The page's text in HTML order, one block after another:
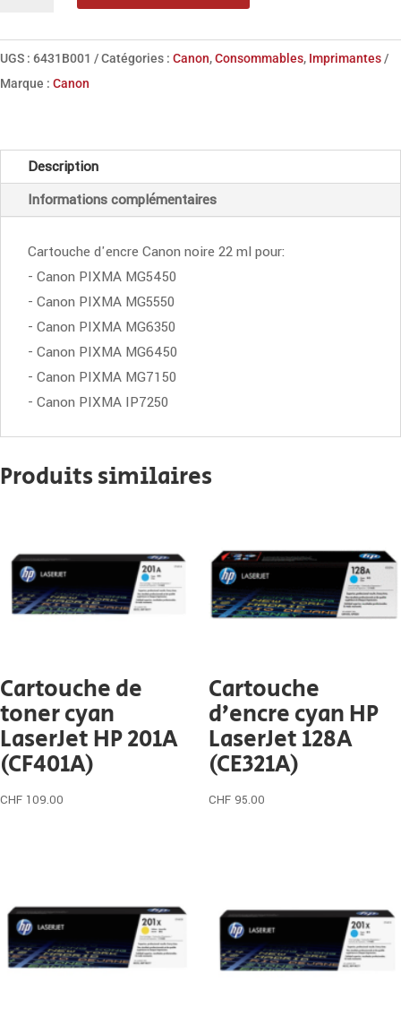
encre
noire
PGBK
UGS : 6431B001 Catégories : Canon,Consommables, Imprimantes
Marque : Canon
Description
Informations complémentaires
Cartouche d'encre Canon noire 22 ml pour:
- Canon PIXMA MG5450
- Canon PIXMA MG5550
- Canon PIXMA MG6350
- Canon PIXMA MG6450
- Canon PIXMA MG7150
- Canon PIXMA IP7250
Produits similaires
Cartouche de
toner cyan
LaserJet HP 201A
(CF401A)
CHF 109.00
Cartouche
d’encre cyan HP
LaserJet 128A
(CE321A)
CHF 95.00